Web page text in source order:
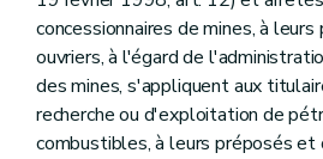
concessionnaires de mines, à
ouvriers, à l'égard de
des mines, s'appliquent aux
recherche ou d'exploitation de
combustibles, à leurs préposés et